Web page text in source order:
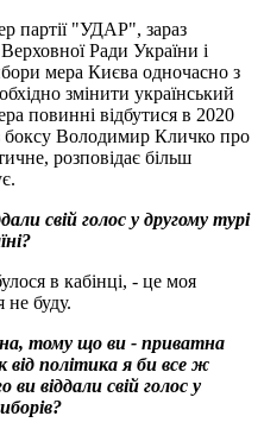
партії "УДАР", зараз
Ради України і
мера Києва одночасно з
змінити український
повинні відбутися в 2020
боксу Володимир Кличко про
розповідає більш
свій голос у другому турі
в кабінці, - це моя
не буду.
тому що ви - приватна
від політика я би все ж
ви віддали свій голос у